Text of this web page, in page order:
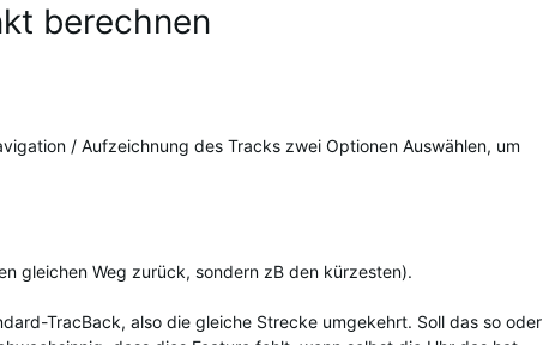
berechnen
/ Aufzeichnung des Tracks zwei Optionen Auswählen, um
gleichen Weg zurück, sondern zB den kürzesten).
TracBack, also die gleiche Strecke umgekehrt. Soll das so oder